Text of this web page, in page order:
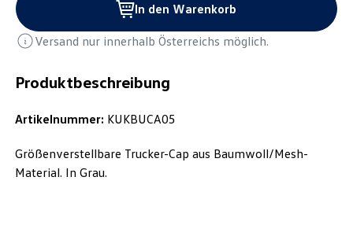
Produktbeschreibung
Artikelnummer: KUKBUCA05
Größenverstellbare Trucker-Cap aus Baumwoll/Mesh-
Material. In Grau.
In den Warenkorb
Versand nur innerhalb Österreichs möglich.